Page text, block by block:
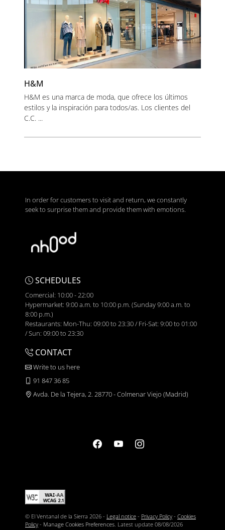
H&M
H&M es una marca de moda, que ofrece los últimos
estilos y la inspiración para todos/as. Los clientes del
C.C. ...
In order for customers to visit and return, we constantly
seek to surprise them and provide them with emotions.
SCHEDULES
Comercial: 10:00 - 22:00
Hypermarket: 9:00 a.m. to 10:00 p.m. (Sunday 9:00 a.m. to
8:00 p.m.)
Restaurants: Mon-Thu: 09:00 to 23:30 / Fri-Sat: 9:00 to 01:00
/ Sun: 09:00 to 23:30
CONTACT
Write to us here
91 847 36 85
Avda. De la Tejera, 2. 28770 - Colmenar Viejo (Madrid)
© El Ventanal de la Sierra 2026 - Legal notice - Privacy Policy - Cookies
Policy - Manage Cookies Preferences . Latest update 08/08/2026